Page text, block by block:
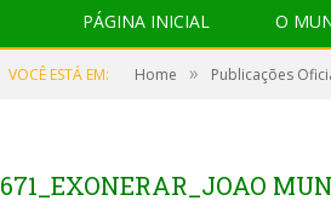
PÁGINA INICIAL O
VOCÊ ESTÁ EM: Home » Publicações
671_EXONERAR_JOAO